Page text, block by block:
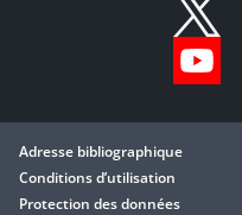
Adresse bibliographique
Conditions d’utilisation
Protection des données